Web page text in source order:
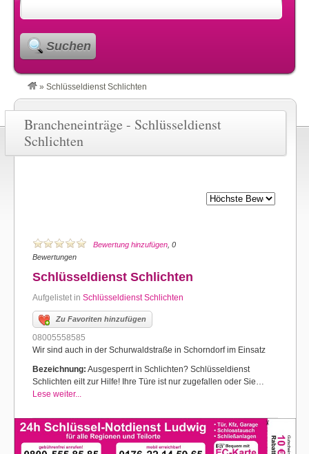
Suchen
» Schlüsseldienst Schlichten
Brancheneinträge - Schlüsseldienst
Schlichten
Bewertung hinzufügen , 0
Bewertungen
Schlüsseldienst Schlichten
Aufgelistet in Schlüsseldienst Schlichten
Zu Favoriten hinzufügen
08005558585
Wir sind auch in der Schurwaldstraße in Schorndorf im Einsatz
Bezeichnung: Ausgesperrt in Schlichten? Schlüsseldienst
Schlichten eilt zur Hilfe! Ihre Türe ist nur zugefallen oder Sie…
Lese weiter...